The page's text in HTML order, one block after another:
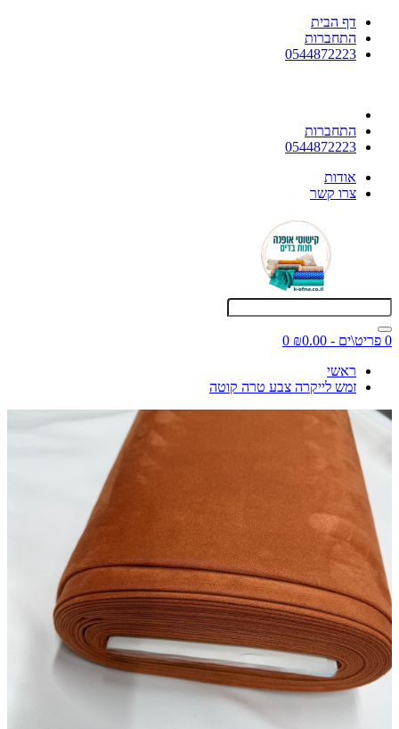
דף הבית
התחברות
0544872223
התחברות
0544872223
אודות
צרו קשר
0 פריט\ים - ₪0.00
0
ראשי
זמש לייקרה צבע טרה קוטה